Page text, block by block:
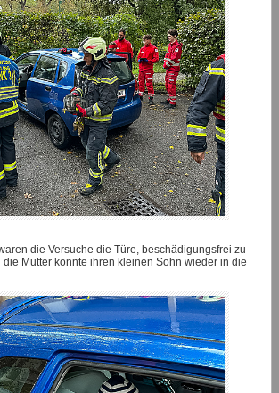
die Versuche die Türe, beschädigungsfrei zu
Mutter konnte ihren kleinen Sohn wieder in die